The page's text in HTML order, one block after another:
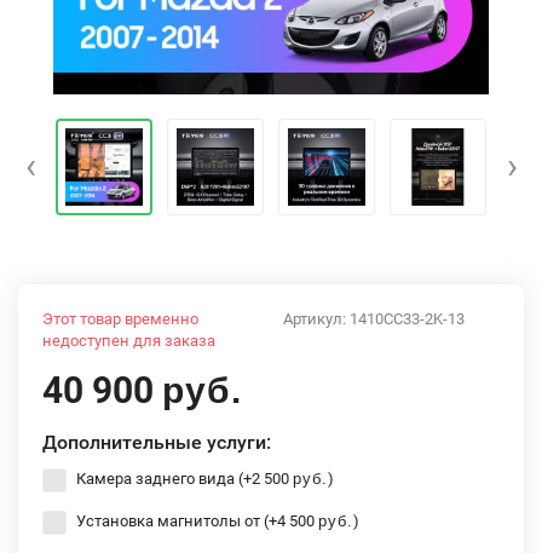
‹ ›
Артикул: 1410CC33-2K-13
Этот товар временно
недоступен для заказа
40 900 руб.
Дополнительные услуги:
Камера заднего вида (+2 500 руб. )
Установка магнитолы от (+4 500 руб. )